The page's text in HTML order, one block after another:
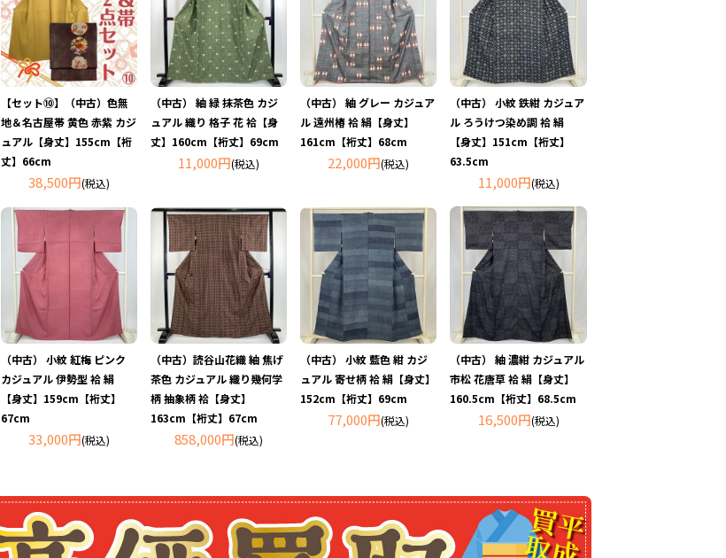
【セット⑩】（中古）色無
地＆名古屋帯 黄色 赤紫 カジ
ュアル【身丈】155cm【裄
丈】66cm
38,500円(税込)
（中古） 紬 緑 抹茶色 カジ
ュアル 織り 格子 花 袷【身
丈】160cm【裄丈】69cm
11,000円(税込)
（中古） 紬 グレー カジュア
ル 遠州椿 袷 絹【身丈】
161cm【裄丈】68cm
22,000円(税込)
（中古） 小紋 鉄紺 カジュア
ル ろうけつ染め調 袷 絹
【身丈】151cm【裄丈】
63.5cm
11,000円(税込)
（中古） 小紋 紅梅 ピンク
カジュアル 伊勢型 袷 絹
【身丈】159cm【裄丈】
67cm
33,000円(税込)
（中古）読谷山花織 紬 焦げ
茶色 カジュアル 織り幾何学
柄 抽象柄 袷【身丈】
163cm【裄丈】67cm
858,000円(税込)
（中古） 小紋 藍色 紺 カジ
ュアル 寄せ柄 袷 絹【身丈】
152cm【裄丈】69cm
77,000円(税込)
（中古） 紬 濃紺 カジュアル
市松 花唐草 袷 絹【身丈】
160.5cm【裄丈】68.5cm
16,500円(税込)